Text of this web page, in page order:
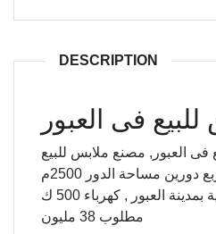
DESCRIPTION
فى العبور
فى العبور, مصنع ملابس للبيع
مساحة 5,000 متر مربع دورين مساحة الدور 2500م
فى المنطقة الصناعية بمدينة العبور , كهرباء 500 ك
مطلوب 38 مليون